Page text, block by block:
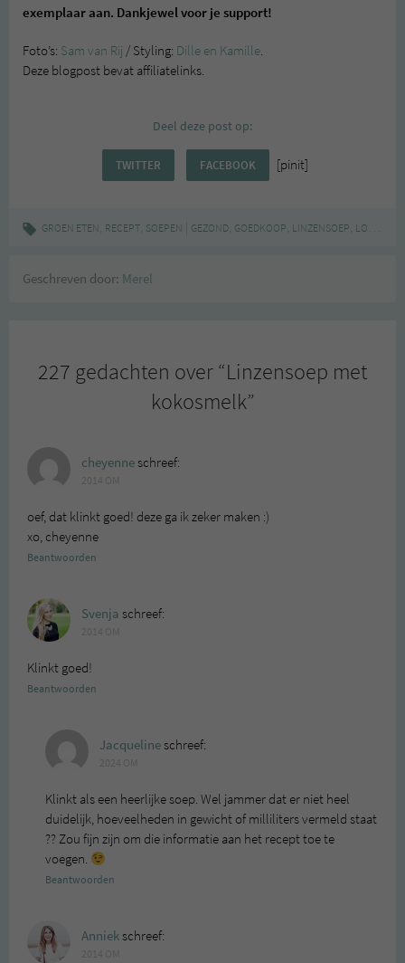
exemplaar aan. Dankjewel voor je support!
Foto’s: Sam van Rij / Styling: Dille en Kamille.
Deze blogpost bevat affiliatelinks.
Deel deze post op:
TWITTER FACEBOOK [pinit]
GROEN ETEN, RECEPT, SOEPEN GEZOND, GOEDKOOP, LINZENSOEP, LOW BUDGET
Geschreven door: Merel
227 gedachten over “Linzensoep met
kokosmelk”
cheyenneschreef:
oef, dat klinkt goed! deze ga ik zeker maken :)
xo, cheyenne
Beantwoorden
Svenja schreef:
Klinkt goed!
Beantwoorden
Jacquelineschreef:
Klinkt als een heerlijke soep. Wel jammer dat er niet heel
duidelijk, hoeveelheden in gewicht of milliliters vermeld staat
?? Zou fijn zijn om die informatie aan het recept toe te
voegen.
Beantwoorden
Anniekschreef: